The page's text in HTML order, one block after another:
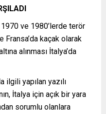
1970 ve 1980’lerde terör
kaçak olarak
alınması İtalya’da
ilgili yapılan yazılı
İtalya için açık bir yara
sorumlu olanlara